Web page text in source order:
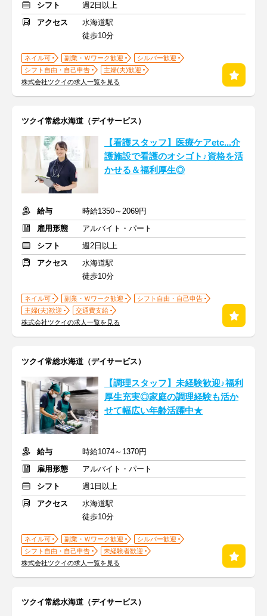
シフト
週2日以上
アクセス
水海道駅
徒歩10分
ネイル可 副業・Ｗワーク歓迎
シルバー歓迎
シフト自由・自己申告
主婦(夫)歓迎
株式会社ツクイの求人一覧を見る
ツクイ常総水海道（デイサービス）
【看護スタッフ】医療ケアetc...介
護施設で看護のオシゴト♪資格を活
かせる＆福利厚生◎
給与
時給1350～2069円
雇用形態
アルバイト・パート
シフト
週2日以上
アクセス
水海道駅
徒歩10分
ネイル可 副業・Ｗワーク歓迎
シフト自由・自己申告
主婦(夫)歓迎
交通費支給
株式会社ツクイの求人一覧を見る
ツクイ常総水海道（デイサービス）
【調理スタッフ】未経験歓迎♪福利
厚生充実◎家庭の調理経験も活か
せて幅広い年齢活躍中★
給与
時給1074～1370円
雇用形態
アルバイト・パート
シフト
週1日以上
アクセス
水海道駅
徒歩10分
ネイル可 副業・Ｗワーク歓迎
シルバー歓迎
シフト自由・自己申告
未経験者歓迎
株式会社ツクイの求人一覧を見る
ツクイ常総水海道（デイサービス）